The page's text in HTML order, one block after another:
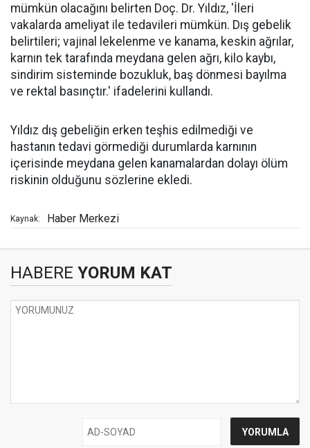
mümkün olacağını belirten Doç. Dr. Yıldız, 'İleri
vakalarda ameliyat ile tedavileri mümkün. Dış gebelik
belirtileri; vajinal lekelenme ve kanama, keskin ağrılar,
karnın tek tarafında meydana gelen ağrı, kilo kaybı,
sindirim sisteminde bozukluk, baş dönmesi bayılma
ve rektal basınçtır.' ifadelerini kullandı.
Yıldız dış gebeliğin erken teşhis edilmediği ve
hastanın tedavi görmediği durumlarda karnının
içerisinde meydana gelen kanamalardan dolayı ölüm
riskinin olduğunu sözlerine ekledi.
Kaynak: Haber Merkezi
HABERE YORUM KAT